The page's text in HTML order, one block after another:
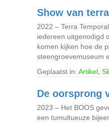
Show van
2022 – Terra
iedereen uitgenodigd
komen kijken hoe de
steengroevemuseum
Geplaatst in: Artikel,
De oorsprong
2023 – Het BOOS
een tumultueuze